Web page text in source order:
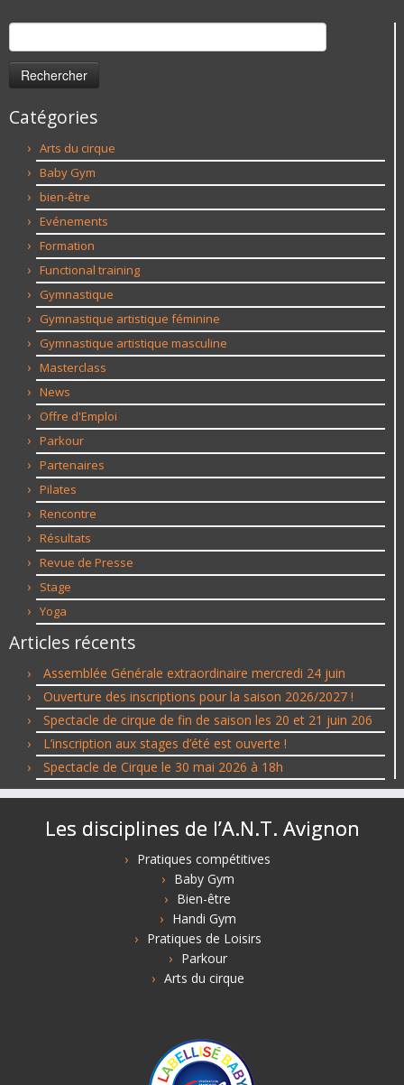
Rechercher :
Catégories
Arts du cirque
Baby Gym
bien-être
Evénements
Formation
Functional training
Gymnastique
Gymnastique artistique féminine
Gymnastique artistique masculine
Masterclass
News
Offre d'Emploi
Parkour
Partenaires
Pilates
Rencontre
Résultats
Revue de Presse
Stage
Yoga
Articles récents
Assemblée Générale extraordinaire mercredi 24 juin
Ouverture des inscriptions pour la saison 2026/2027 !
Spectacle de cirque de fin de saison les 20 et 21 juin 206
L’inscription aux stages d’été est ouverte !
Spectacle de Cirque le 30 mai 2026 à 18h
Les disciplines de l’A.N.T. Avignon
Pratiques compétitives
Baby Gym
Bien-être
Handi Gym
Pratiques de Loisirs
Parkour
Arts du cirque